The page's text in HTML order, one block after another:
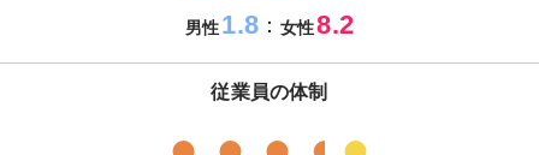
男性1.8：女性8.2
従業員の体制